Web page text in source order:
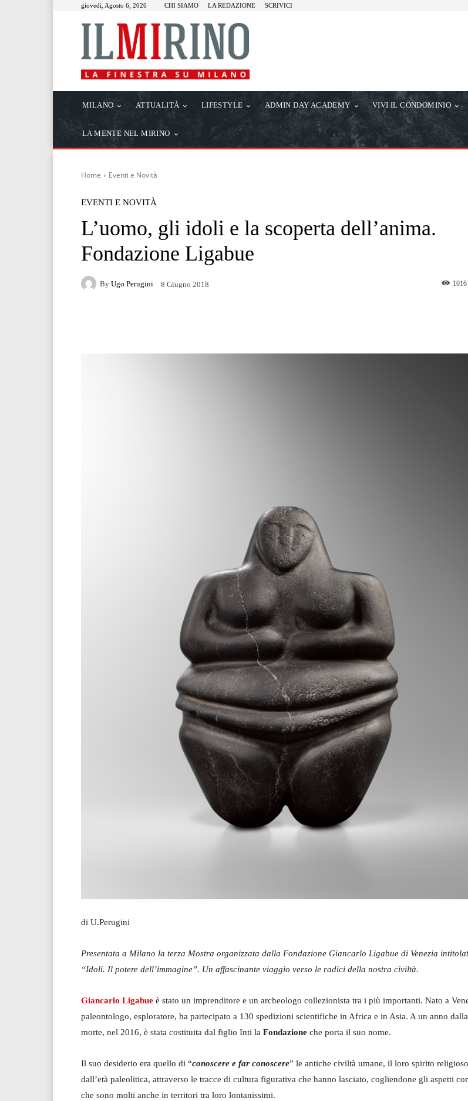
giovedì, Agosto 6, 2026 CHI SIAMO LA REDAZIONE SCRIVICI
MILANO ATTUALITÀ LIFESTYLE ADMIN DAY ACADEMY VIVI IL CONDOMINIO
LA MENTE NEL MIRINO
Home Eventi e Novità
EVENTI E NOVITÀ
L’uomo, gli idoli e la scoperta dell’anima.
Fondazione Ligabue
By Ugo Perugini 8 Giugno 2018 1016
di U.Perugini
Presentata a Milano la terza Mostra organizzata dalla Fondazione Giancarlo Ligabue di Venezia
“Idoli. Il potere dell’immagine”. Un affascinante viaggio verso le radici della nostra civiltà.
Giancarlo Ligabue è stato un imprenditore e un archeologo collezionista tra i più importanti. Nato a
paleontologo, esploratore, ha partecipato a 130 spedizioni scientifiche in Africa e in Asia. A un anno
morte, nel 2016, è stata costituita dal figlio Inti la Fondazione che porta il suo nome.
Il suo desiderio era quello di “conoscere e far conoscere” le antiche civiltà umane, il loro spirito
dall’età paleolitica, attraverso le tracce di cultura figurativa che hanno lasciato, cogliendone gli aspetti
che sono molti anche in territori tra loro lontanissimi.